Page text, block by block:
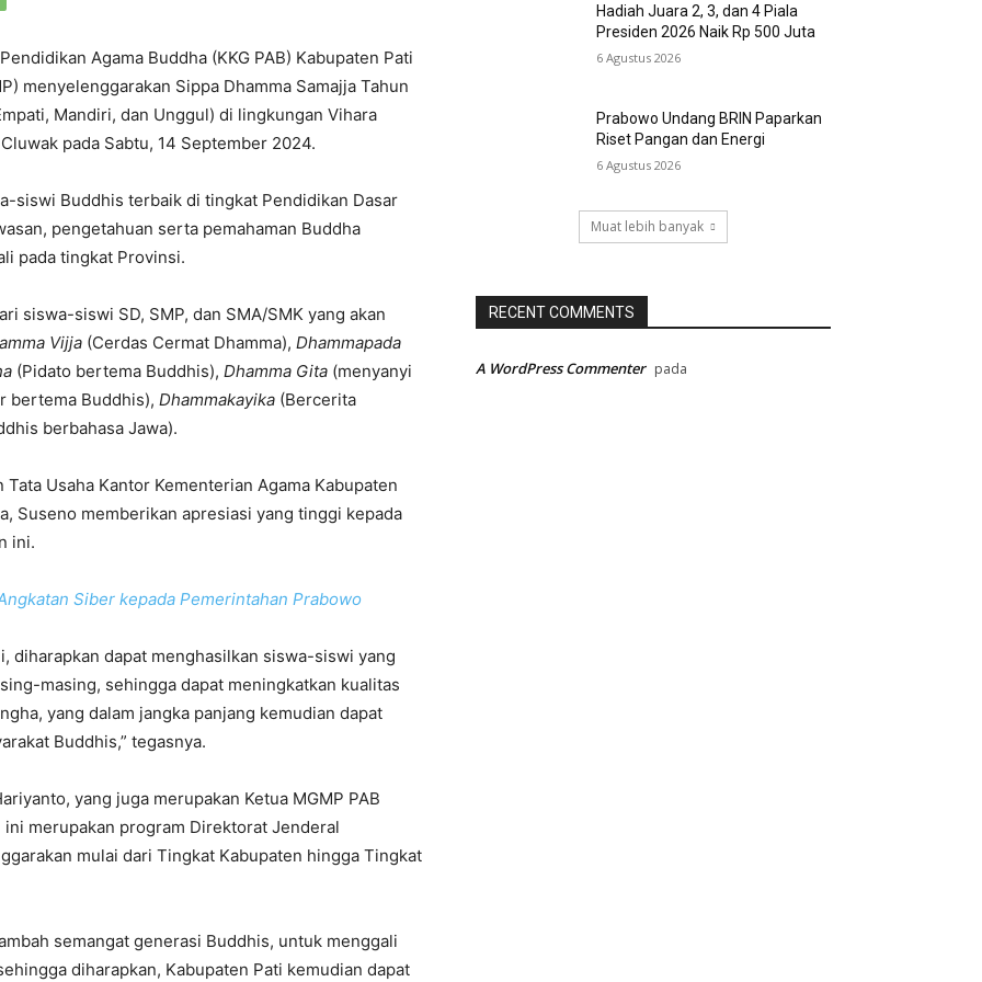
Agama Buddha (KKG PAB) Kabupaten Pati
menyelenggarakan Sippa Dhamma Samajja Tahun
Mandiri, dan Unggul) di lingkungan Vihara
pada Sabtu, 14 September 2024.
siswi Buddhis terbaik di tingkat Pendidikan Dasar
pengetahuan serta pemahaman Buddha
pada tingkat Provinsi.
siswa-siswi SD, SMP, dan SMA/SMK yang akan
Vijja (Cerdas Cermat Dhamma), Dhammapada
(Pidato bertema Buddhis), Dhamma Gita (menyanyi
bertema Buddhis), Dhammakayika (Bercerita
berbahasa Jawa).
Usaha Kantor Kementerian Agama Kabupaten
Suseno memberikan apresiasi yang tinggi kepada
ini.
Siber kepada Pemerintahan Prabowo
diharapkan dapat menghasilkan siswa-siswi yang
masing, sehingga dapat meningkatkan kualitas
yang dalam jangka panjang kemudian dapat
Buddhis,” tegasnya.
yang juga merupakan Ketua MGMP PAB
merupakan program Direktorat Jenderal
mulai dari Tingkat Kabupaten hingga Tingkat
semangat generasi Buddhis, untuk menggali
diharapkan, Kabupaten Pati kemudian dapat
Hadiah Juara 2, 3, dan 4 Piala
Presiden 2026 Naik Rp 500 Juta
6 Agustus 2026
Prabowo Undang BRIN Paparkan
Riset Pangan dan Energi
6 Agustus 2026
Muat lebih banyak
RECENT COMMENTS
A WordPress Commenter pada